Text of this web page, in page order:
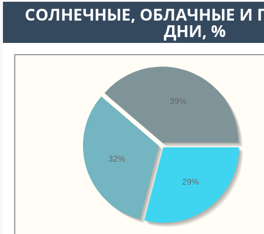
CОЛНЕЧНЫЕ, ОБЛАЧНЫЕ И
ДНИ, %
29%
32%
39%